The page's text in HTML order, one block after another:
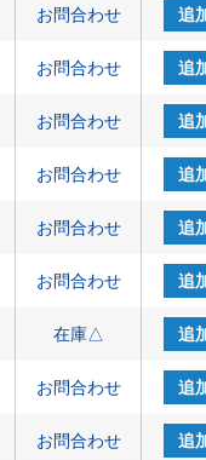
お問合わせ 追
お問合わせ 追
お問合わせ 追
お問合わせ 追
お問合わせ 追
お問合わせ 追
在庫△ 追
お問合わせ 追
お問合わせ 追